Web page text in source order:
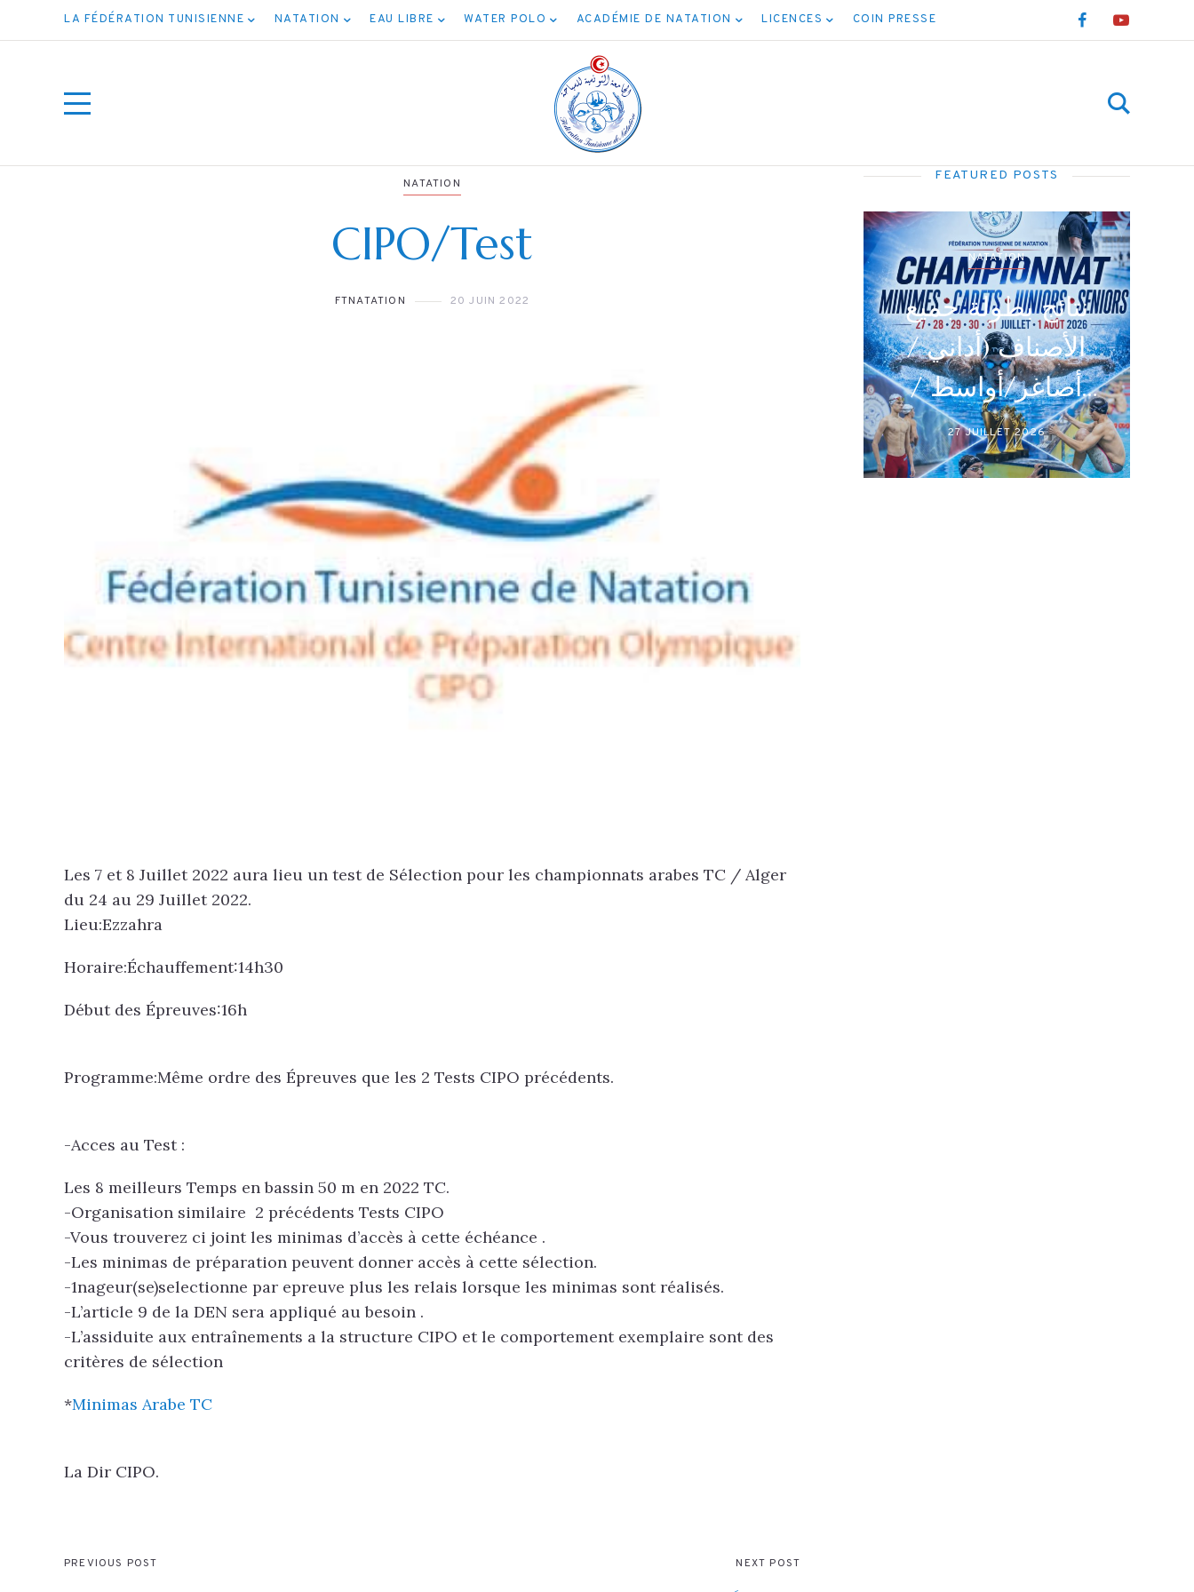
LA FÉDÉRATION TUNISIENNE NATATION EAU LIBRE WATER POLO ACADÉMIE DE NATATION LICENCES COIN PRESSE
NATATION
CIPO/Test
FTNATATION 20 JUIN 2022
Les 7 et 8 Juillet 2022 aura lieu un test de Sélection pour les championnats arabes TC / Alger
du 24 au 29 Juillet 2022.
Lieu:Ezzahra
Horaire:Échauffement:14h30
Début des Épreuves:16h
Programme:Même ordre des Épreuves que les 2 Tests CIPO précédents.
-Acces au Test :
Les 8 meilleurs Temps en bassin 50 m en 2022 TC.
-Organisation similaire 2 précédents Tests CIPO
-Vous trouverez ci joint les minimas d’accès à cette échéance .
-Les minimas de préparation peuvent donner accès à cette sélection.
-1nageur(se)selectionne par epreuve plus les relais lorsque les minimas sont réalisés.
-L’article 9 de la DEN sera appliqué au besoin .
-L’assiduite aux entraînements a la structure CIPO et le comportement exemplaire sont des
critères de sélection
*Minimas Arabe TC
La Dir CIPO.
PREVIOUS POST NEXT POST
FEATURED POSTS
NATATION
برنامج نهائيات جميع
الأصناف
27 JUILLET 2026